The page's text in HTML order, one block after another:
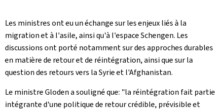
Les ministres ont eu un échange sur les enjeux liés à la
migration et à l'asile, ainsi qu'à l'espace Schengen. Les
discussions ont porté notamment sur des approches durables
en matière de retour et de réintégration, ainsi que sur la
question des retours vers la Syrie et l'Afghanistan.
Le ministre Gloden a souligné que: "la réintégration fait partie
intégrante d'une politique de retour crédible, prévisible et